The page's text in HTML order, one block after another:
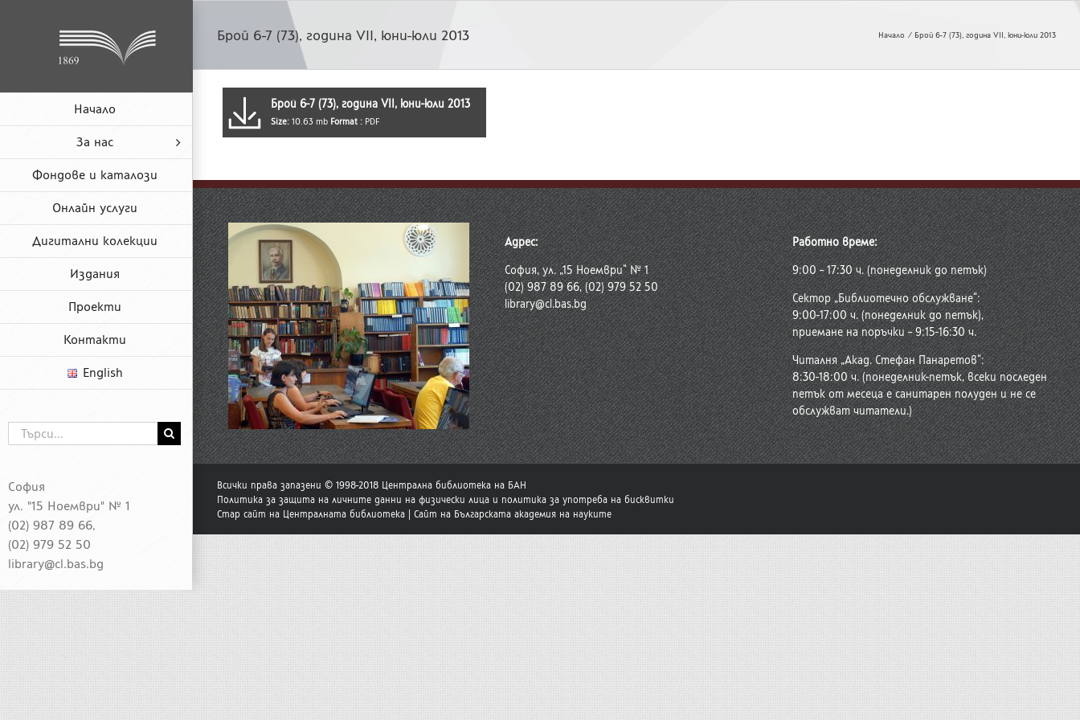
Начало
За нас
Фондове и каталози
Онлайн услуги
Дигитални колекции
Издания
Проекти
Контакти
English
София
ул. "15 Ноември" № 1
(02) 987 89 66,
(02) 979 52 50
library@cl.bas.bg
Търсене
...
Брой 6-7 (73), година VII, юни-юли 2013 Начало Брой 6-7 (73), година VII, юни-юли 2013
Брой 6-7 (73), година VII, юни-юли 2013
Size: 10.63 mb Format : PDF
Адрес:
София, ул. „15 Ноември“ № 1
(02) 987 89 66, (02) 979 52 50
library@cl.bas.bg
Работно време:
9:00 – 17:30 ч. (понеделник до петък)
Сектор „Библиотечно обслужване“:
9:00-17:00 ч. (понеделник до петък),
приемане на поръчки – 9:15-16:30 ч.
Читалня „Акад. Стефан Панаретов“:
8:30-18:00 ч. (понеделник-петък, всеки последен
петък от месеца е санитарен полуден и не се
обслужват читатели.)
Всички права запазени © 1998-2018 Централна библиотека на БАН
Политика за защита на личните данни на физически лица и политика за употреба на бисквитки
Стар сайт на Централната библиотека
Сайт на Българската академия на науките